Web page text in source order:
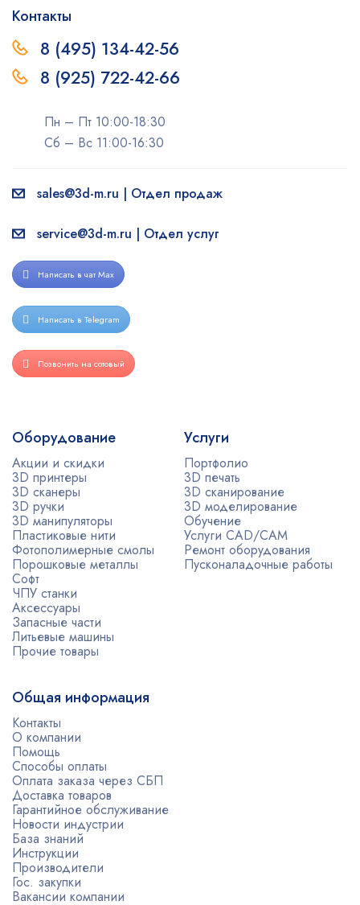
Контакты
8 (495) 134-42-56
8 (925) 722-42-66
Пн – Пт 10:00-18:30
Сб – Вс 11:00-16:30
sales@3d-m.ru | Отдел продаж
service@3d-m.ru | Отдел услуг
Написать в чат Max
Написать в Telegram
Позвонить на сотовый
Оборудование
Акции и скидки
3D принтеры
3D сканеры
3D ручки
3D манипуляторы
Пластиковые нити
Фотополимерные смолы
Порошковые металлы
Софт
ЧПУ станки
Аксессуары
Запасные части
Литьевые машины
Прочие товары
Услуги
Портфолио
3D печать
3D сканирование
3D моделирование
Обучение
Услуги CAD/CAM
Ремонт оборудования
Пусконаладочные работы
Общая информация
Контакты
О компании
Помощь
Способы оплаты
Оплата заказа через СБП
Доставка товаров
Гарантийное обслуживание
Новости индустрии
База знаний
Инструкции
Производители
Гос. закупки
Вакансии компании